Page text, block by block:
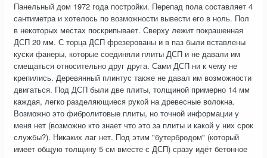
Панельный дом 1972 года постройки. Перепад пола составляет 4
сантиметра и хотелось по возможности вывести его в ноль. Пол
в некоторых местах поскрипывает. Сверху лежит покрашенная
ДСП 20 мм. С торца ДСП фрезерованы и в паз были вставлены
куски фанеры, которые соединяли плиты ДСП и не давали им
смещаться относительно друг друга. Сами ДСП ни к чему не
крепились. Деревянный плинтус также не давал им возможности
двигаться. Под ДСП были две плиты, толщиной примерно 14 мм
каждая, легко разделяющиеся рукой на древесные волокна.
Возможно это фибролитовые плиты, но точной информации у
меня нет (возможно кто знает что это за плиты и какой у них срок
службы?). Никаких лаг нет. Под этим "бутербродом" (который
имеет общую толщину 5 см вместе с ДСП) сразу идёт бетонное